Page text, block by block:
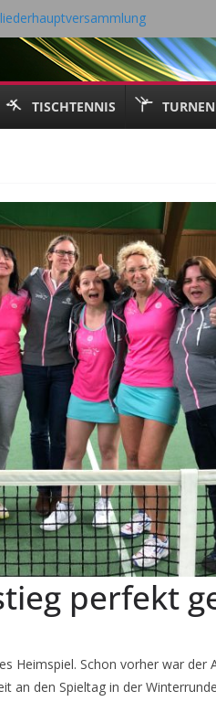
18.05.2026
/ 2026 Tischtennis – TV Kall
TISCHTENNIS TURNEN
perfekt
Heimspiel. Schon vorher war der
an den Spieltag in der